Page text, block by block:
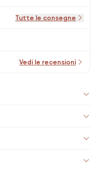
Tutte le consegne
Vedi le recensioni